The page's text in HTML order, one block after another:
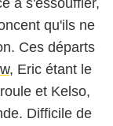
qu'ils ne
Ces départs
Eric étant le
et Kelso,
Difficile de